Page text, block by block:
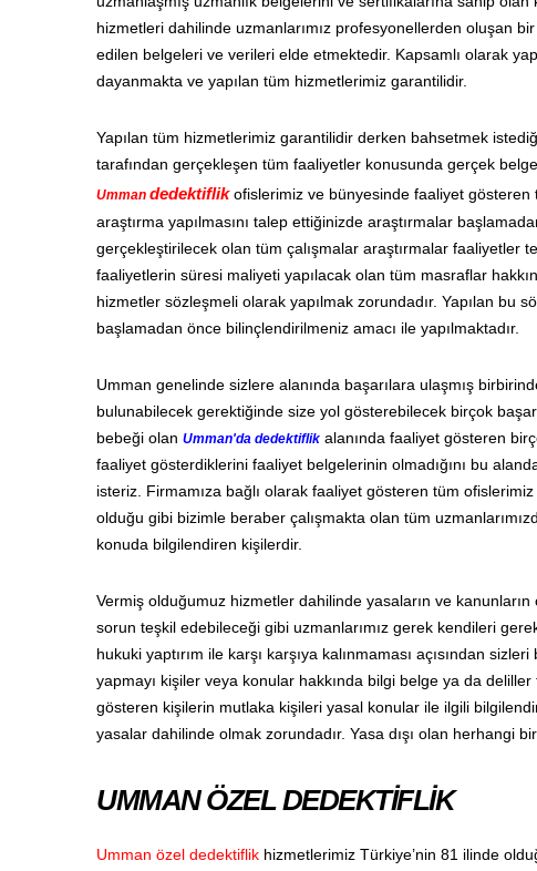
hizmetleri dahilinde uzmanlarımız profesyonellerden oluşan
edilen belgeleri ve verileri elde etmektedir. Kapsamlı olarak
dayanmakta ve yapılan tüm hizmetlerimiz garantilidir.
Yapılan tüm hizmetlerimiz garantilidir derken bahsetmek
tarafından gerçekleşen tüm faaliyetler konusunda gerçek
Umman dedektiflikofislerimiz ve bünyesinde faaliyet
araştırma yapılmasını talep ettiğinizde araştırmalar
gerçekleştirilecek olan tüm çalışmalar araştırmalar faaliyetler
faaliyetlerin süresi maliyeti yapılacak olan tüm masraflar
hizmetler sözleşmeli olarak yapılmak zorundadır. Yapılan bu
başlamadan önce bilinçlendirilmeniz amacı ile yapılmaktadır.
Umman genelinde sizlere alanında başarılara ulaşmış
bulunabilecek gerektiğinde size yol gösterebilecek birçok
bebeği olan Umman'da dedektiflik alanında faaliyet gösteren
faaliyet gösterdiklerini faaliyet belgelerinin olmadığını bu
isteriz. Firmamıza bağlı olarak faaliyet gösteren tüm
olduğu gibi bizimle beraber çalışmakta olan tüm
konuda bilgilendiren kişilerdir.
Vermiş olduğumuz hizmetler dahilinde yasaların ve
sorun teşkil edebileceği gibi uzmanlarımız gerek kendileri
hukuki yaptırım ile karşı karşıya kalınmaması açısından
yapmayı kişiler veya konular hakkında bilgi belge ya da
gösteren kişilerin mutlaka kişileri yasal konular ile ilgili
yasalar dahilinde olmak zorundadır. Yasa dışı olan herhangi
UMMAN ÖZEL DEDEKTİFLİK
Umman özel dedektiflik hizmetlerimiz Türkiye’nin 81 ilinde